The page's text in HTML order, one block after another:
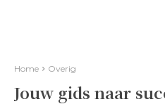
Home Overig
Jouw gids naar